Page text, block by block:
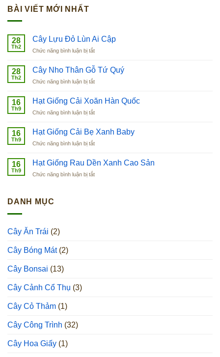
BÀI VIẾT MỚI NHẤT
28
Th2
Cây Lựu Đỏ Lùn Ai Cập
Chức năng bình luận bị tắtở
Lựu
Lùn
Cập
28
Th2
Cây Nho Thân Gỗ Tứ Quý
Chức năng bình luận bị tắtở
Nho
Gỗ
Quý
16
Th9
Hạt Giống Cải Xoăn Hàn Quốc
Chức năng bình luận bị tắtở
Giống
Xoăn
Quốc
16
Th9
Hạt Giống Cải Bẹ Xanh Baby
Chức năng bình luận bị tắtở
Giống
Bẹ
16
Th9
Hạt Giống Rau Dền Xanh Cao Sản
Chức năng bình luận bị tắtở
DANH MỤC
Cây Ăn Trái (2)
Cây Bóng Mát(2)
Cây Bonsai (13)
Cây Cảnh Cổ Thụ (3)
Cây Cỏ Thảm (1)
Cây Công Trình (32)
Cây Hoa Giấy (1)